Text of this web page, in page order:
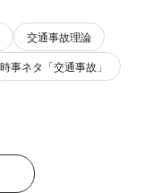
交通事故理論
時事ネタ「交通事故」